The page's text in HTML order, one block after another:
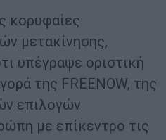
κορυφαίες
μετακίνησης,
υπέγραψε οριστική
της FREENOW, της
επιλογών
με επίκεντρο τις